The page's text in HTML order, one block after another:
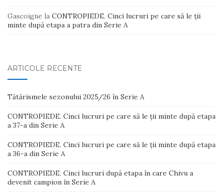
Gascoigne la CONTROPIEDE. Cinci lucruri pe care să le ții
minte după etapa a patra din Serie A
ARTICOLE RECENTE
Tătărismele sezonului 2025/26 în Serie A
CONTROPIEDE. Cinci lucruri pe care să le ții minte după etapa
a 37-a din Serie A
CONTROPIEDE. Cinci lucruri pe care să le ții minte după etapa
a 36-a din Serie A
CONTROPIEDE. Cinci lucruri după etapa în care Chivu a
devenit campion în Serie A